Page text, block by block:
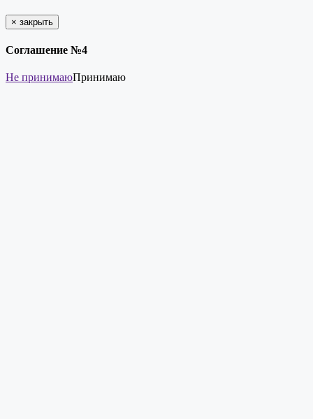
× закрыть
Соглашение №4
Не принимаюПринимаю